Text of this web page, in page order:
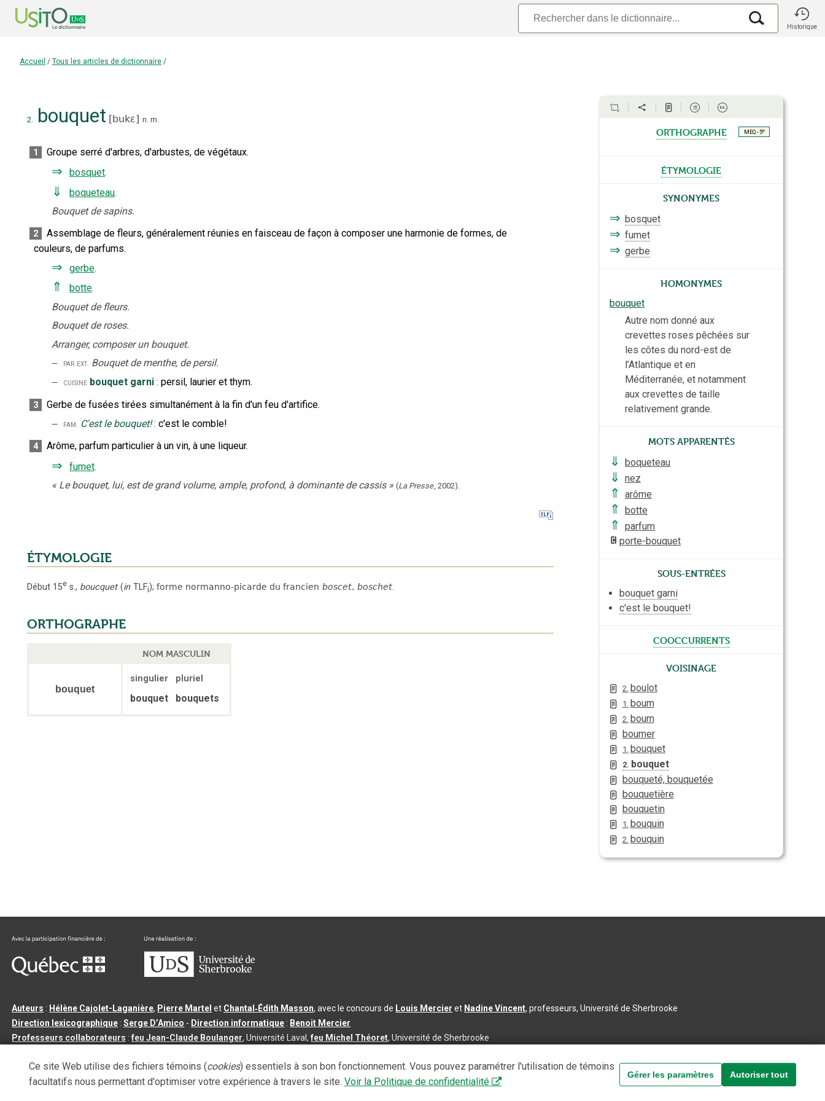
Historique
Accueil / Tous les articles de dictionnaire /
2. bouquet [bukɛ] n. m.
1 Groupe serré d'arbres, d'arbustes, de végétaux.
⇒ bosquet.
⇓ boqueteau.
Bouquet de sapins.
2
Assemblage de fleurs, généralement réunies en faisceau de façon à composer une harmonie de formes, de
couleurs, de parfums.
⇒ gerbe.
⇑ botte.
Bouquet de fleurs.
Bouquet de roses.
Arranger, composer un bouquet.
‒ par ext. Bouquet de menthe, de persil.
‒ cuisine bouquet garni : persil, laurier et thym.
3
Gerbe de fusées tirées simultanément à la fin d'un feu d'artifice.
‒ fam. C'est le bouquet! : c'est le comble!
4 Arôme, parfum particulier à un vin, à une liqueur.
⇒ fumet.
« Le bouquet, lui, est de grand volume, ample, profond, à dominante de cassis » (La Presse, 2002).
ÉTYMOLOGIE
Début 15e s., boucquet (in TLFi); forme normanno-picarde du francien boscet, boschet.
ORTHOGRAPHE
NOM MASCULIN
bouquet
singulier pluriel
bouquet bouquets
orthographe MEQ - 5e
étymologie
Synonymes
⇒ bosquet
⇒ fumet
⇒ gerbe
Homonymes
bouquet
Autre nom donné aux
crevettes roses pêchées sur
les côtes du nord-est de
l’Atlantique et en
Méditerranée, et notamment
aux crevettes de taille
relativement grande.
Mots apparentés
⇓
boqueteau
⇓ nez
⇑ arôme
⇑ botte
⇑
parfum
porte-bouquet
Sous-entrées
bouquet garni
c'est le bouquet!
cooccurrents
Voisinage
2. boulot
1. boum
2. boum
boumer
1. bouquet
2. bouquet
bouqueté, bouquetée
bouquetière
bouquetin
1. bouquin
2. bouquin
Auteurs : Hélène Cajolet-Laganière, Pierre Martel et Chantal‑Édith Masson, avec le concours de Louis Mercier et Nadine Vincent, professeurs, Université de Sherbrooke
Direction lexicographique :Serge D’Amico - Direction informatique : Benoit Mercier
Professeurs collaborateurs :feu Jean-Claude Boulanger, Université Laval,feu Michel Théoret, Université de Sherbrooke
Tous droits réservés©Université de Sherbrooke |3.2.2- Dernière mise à jour du contenu :2026-08-03
Ce site Web utilise des fichiers témoins (cookies) essentiels à son bon fonctionnement. Vous pouvez paramétrer l'utilisation de témoins
facultatifs nous permettant d'optimiser votre expérience à travers le site. Voir la Politique de confidentialité
Gérer les paramètres Autoriser tout